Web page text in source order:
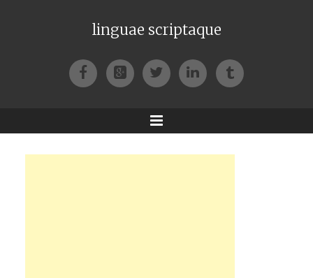
linguae scriptaque
FacebookGoogle+TwitterLinkedIn
Tumblr
Menu